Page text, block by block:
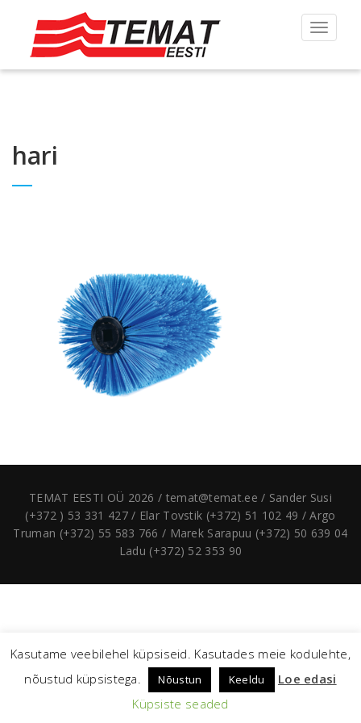
Toggle
hari
TEMAT EESTI OÜ 2026 / temat@temat.ee / Sander Susi
(+372 ) 53 331 427 / Elar Tovstik (+372) 51 102 49 / Argo
Truman (+372) 55 583 766 / Marek Sarapuu (+372) 50 639 04
Ladu (+372) 52 353 90
Kasutame veebilehel küpsiseid. Kasutades meie kodulehte,
nõustud küpsistega.
Nõustun Keeldu
Loe edasi
Küpsiste seaded